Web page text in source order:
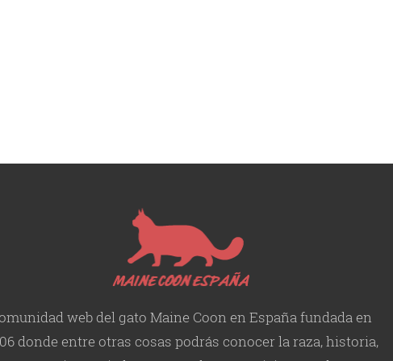
web del gato Maine Coon en España fundada en
donde entre otras cosas podrás conocer la raza, historia,